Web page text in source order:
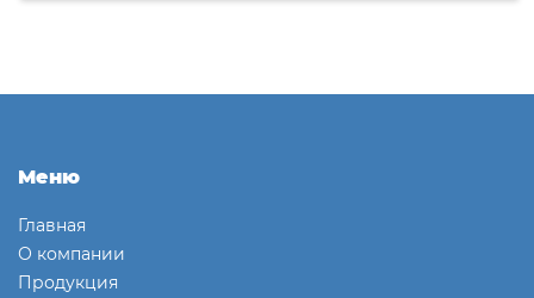
Меню
Главная
О компании
Продукция